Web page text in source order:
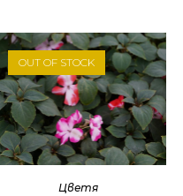
OUT OF STOCK
ОЩЕ
Цветя